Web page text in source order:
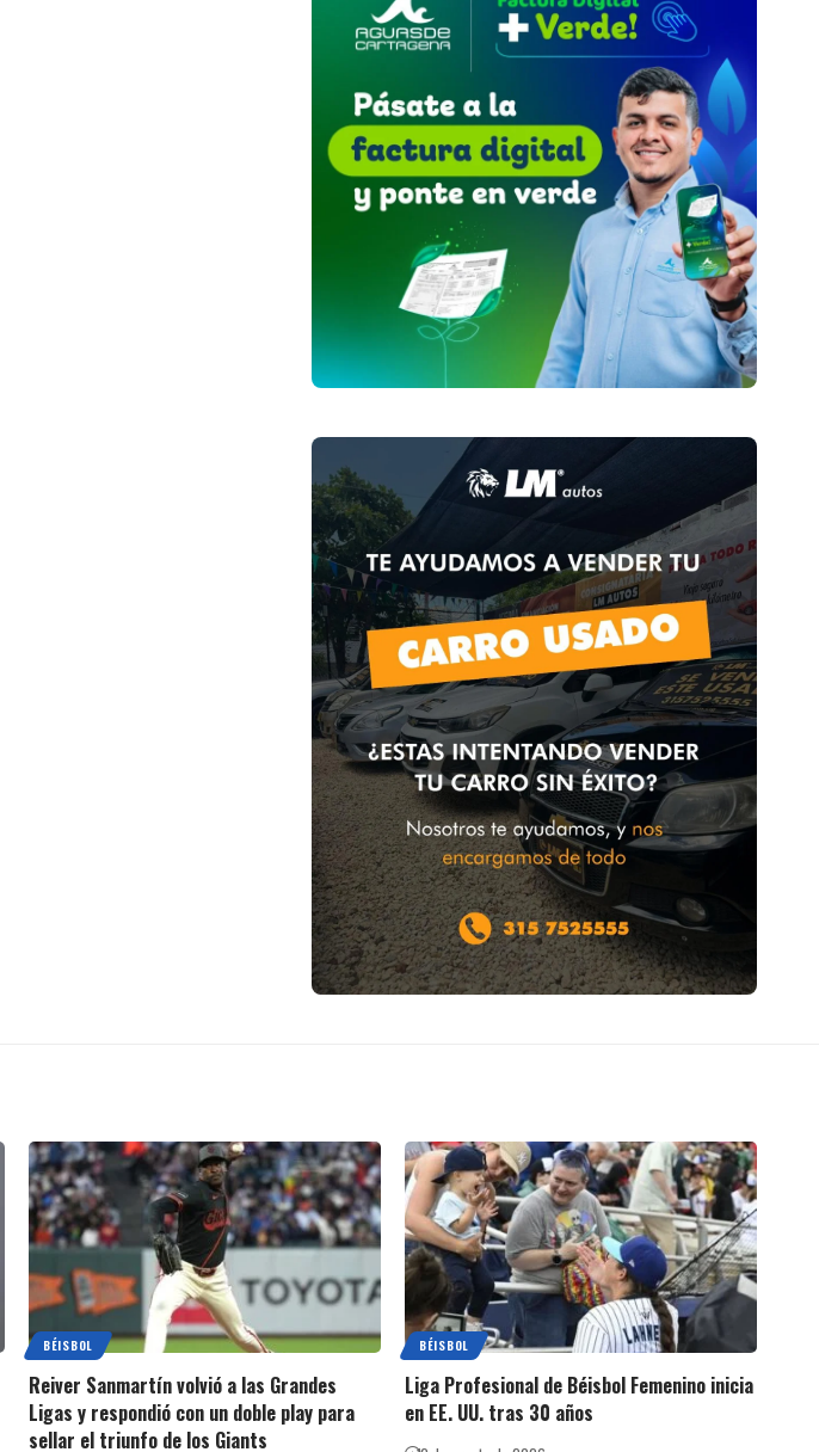
BÉISBOL
Reiver Sanmartín volvió a las Grandes
Ligas y respondió con un doble play para
sellar el triunfo de los Giants
BÉISBOL
Liga Profesional de Béisbol Femenino inicia
en EE. UU. tras 30 años